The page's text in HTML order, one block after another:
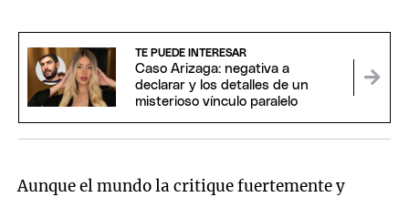
TE PUEDE INTERESAR
Caso Arizaga: negativa a
declarar y los detalles de un
misterioso vínculo paralelo
Aunque el mundo la critique fuertemente y